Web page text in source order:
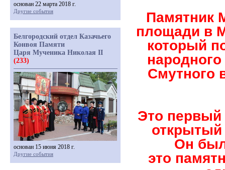
Памятник
площади в
который
Смутного
Это первый
открытый
Он был
это
основан 22 марта 2018 г.
Другие события
Белгородский отдел Казачьего
Конвоя Памяти
Царя Мученика Николая II
(233)
основан 15 июня 2018 г.
Другие события